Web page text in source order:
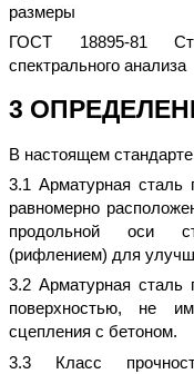
размеры
ГОСТ 18895-81
спектрального анализа
3
В настоящем
3.1 Арматурная сталь
равномерно
продольной оси
(рифлением) для
3.2 Арматурная сталь
поверхностью, не
сцепления с бетоном.
3.3 Класс